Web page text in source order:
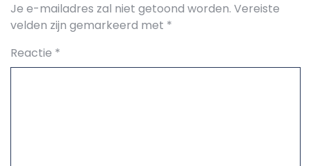
Je e-mailadres zal niet getoond worden. Vereiste
velden zijn gemarkeerd met *
Reactie *